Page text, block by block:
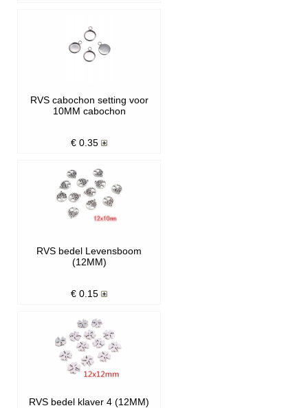
RVS cabochon setting voor
10MM cabochon
€ 0.35
RVS bedel Levensboom
(12MM)
€ 0.15
RVS bedel klaver 4 (12MM)